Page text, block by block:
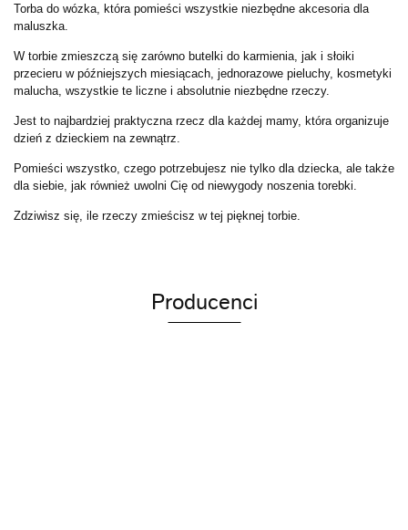
Torba do wózka, która pomieści wszystkie niezbędne akcesoria dla
maluszka.
W torbie zmieszczą się zarówno butelki do karmienia, jak i słoiki
przecieru w późniejszych miesiącach, jednorazowe pieluchy, kosmetyki
malucha, wszystkie te liczne i absolutnie niezbędne rzeczy.
Jest to najbardziej praktyczna rzecz dla każdej mamy, która organizuje
dzień z dzieckiem na zewnątrz.
Pomieści wszystko, czego potrzebujesz nie tylko dla dziecka, ale także
dla siebie, jak również uwolni Cię od niewygody noszenia torebki.
Zdziwisz się, ile rzeczy zmieścisz w tej pięknej torbie.
Producenci